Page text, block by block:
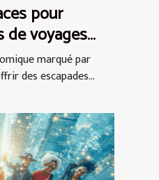
pour
de voyages
période de
marqué par
des escapades...